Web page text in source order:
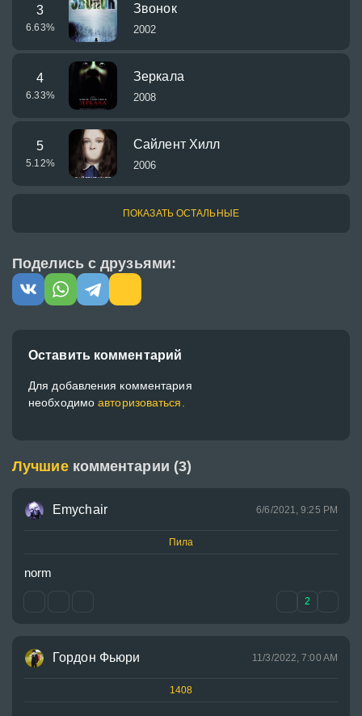
3
6.63%
Звонок
2002
4
6.33%
Зеркала
2008
5
5.12%
Сайлент Хилл
2006
ПОКАЗАТЬ ОСТАЛЬНЫЕ
Поделись с друзьями:
Оставить комментарий
Для добавления комментария
необходимоавторизоваться.
Лучшие комментарии (3)
Emychair 6/6/2021, 9:25 PM
Пила
norm
2
Гордон Фьюри 11/3/2022, 7:00 AM
1408